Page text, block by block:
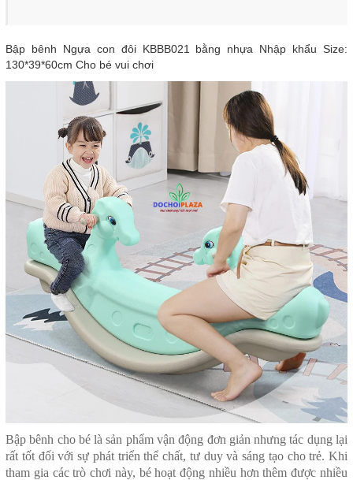
Bập bênh Ngựa con đôi KBBB021 bằng nhựa Nhập khẩu Size:
130*39*60cm Cho bé vui chơi
Bập bênh cho bélà sản phẩm vận động đơn giản nhưng tác dụng lại
rất tốt đối với sự phát triển thể chất, tư duy và sáng tạo cho trẻ. Khi
tham gia các trò chơi này, bé hoạt động nhiều hơn thêm được nhiều